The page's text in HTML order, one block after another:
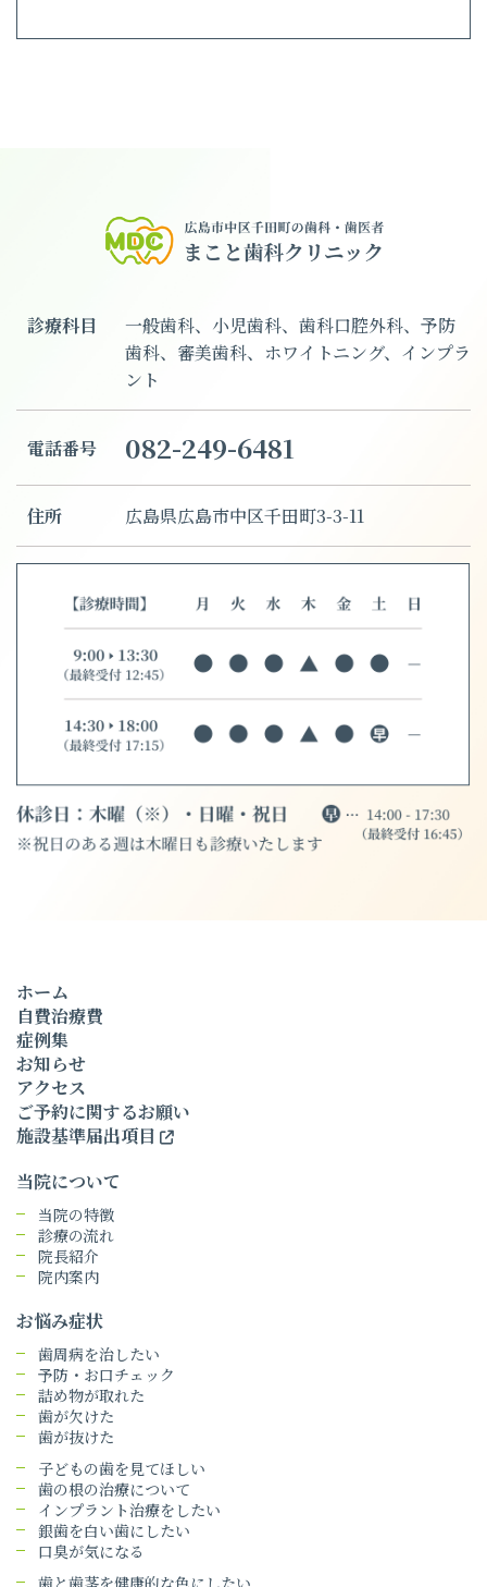
診療科目
一般歯科、小児歯科、歯科口腔外科、予防
歯科、審美歯科、ホワイトニング、インプラ
ント
電話番号 082-249-6481
住所 広島県広島市中区千田町3-3-11
ホーム
自費治療費
症例集
お知らせ
アクセス
ご予約に関するお願い
施設基準届出項目
当院について
当院の特徴
診療の流れ
院長紹介
院内案内
お悩み症状
歯周病を治したい
予防・お口チェック
詰め物が取れた
歯が欠けた
歯が抜けた
子どもの歯を見てほしい
歯の根の治療について
インプラント治療をしたい
銀歯を白い歯にしたい
口臭が気になる